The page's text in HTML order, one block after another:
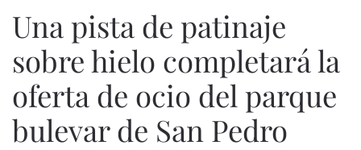
Una pista de patinaje
sobre hielo completará la
oferta de ocio del parque
bulevar de San Pedro